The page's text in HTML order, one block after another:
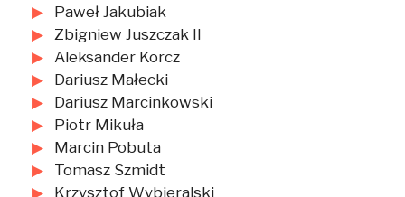
Paweł Jakubiak
Zbigniew Juszczak II
Aleksander Korcz
Dariusz Małecki
Dariusz Marcinkowski
Piotr Mikuła
Marcin Pobuta
Tomasz Szmidt
Krzysztof Wybieralski